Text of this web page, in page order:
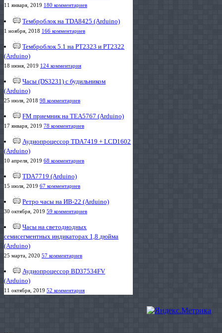
11 января, 2019 180 комментариев
Темброблок на TDA8425 (Arduino)
1 ноября, 2018 166 комментариев
Темброблок 5.1 на PT2323 и PT2322
(Arduino)
18 июня, 2019 124 комментария
Часы (DS3231) с будильником
(Arduino)
25 июля, 2018 98 комментариев
FM приемник на TEA5767 (Arduino)
17 января, 2019 78 комментариев
Аудиопроцессор TDA7419 + LCD1602
(Arduino)
10 апреля, 2019 68 комментариев
TDA7719 (Arduino)
15 июля, 2019 67 комментариев
Ретро часы на ИВ-22 (Arduino)
30 октября, 2019 59 комментариев
Часы на светодиодных
семисегментных индикаторах 1,8 дюйма
(Arduino)
25 марта, 2020 57 комментариев
Аудиопроцессор BD37534FV
(Arduino)
11 октября, 2019 52 комментария